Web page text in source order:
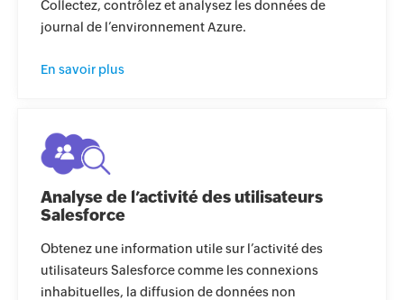
Collectez, contrôlez et analysez les données de
journal de l’environnement Azure.
En savoir plus
Analyse de l’activité des utilisateurs
Salesforce
Obtenez une information utile sur l’activité des
utilisateurs Salesforce comme les connexions
inhabituelles, la diffusion de données non